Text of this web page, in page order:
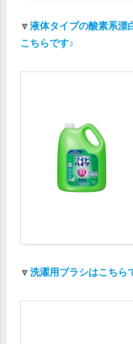
🔽 液体タイプの酸素系漂
こちらです♪
🔽 洗濯用ブラシはこちら